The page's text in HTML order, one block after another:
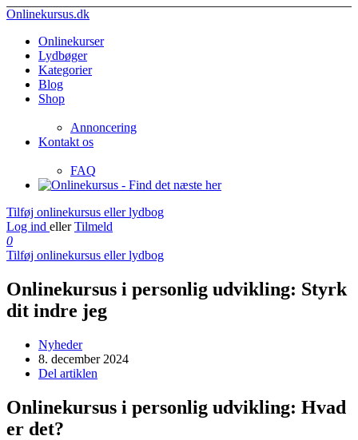
Onlinekursus.dk
Onlinekurser
Lydbøger
Kategorier
Blog
Shop
Annoncering
Kontakt os
FAQ
Tilføj onlinekursus eller lydbog
Log ind eller Tilmeld
0
Tilføj onlinekursus eller lydbog
Onlinekursus i personlig udvikling: Styrk
dit indre jeg
Nyheder
8. december 2024
Del artiklen
Onlinekursus i personlig udvikling: Hvad
er det?